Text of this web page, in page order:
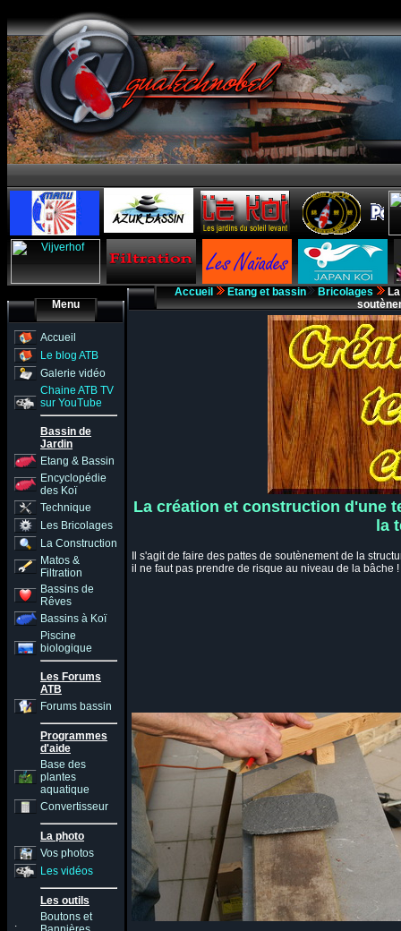
Menu
Accueil
Le blog ATB
Galerie vidéo
Chaine ATB TV
sur YouTube
Bassin de
Jardin
Etang & Bassin
Encyclopédie
des Koï
Technique
Les Bricolages
La Construction
Matos &
Filtration
Bassins de
Rêves
Bassins à Koï
Piscine
biologique
Les Forums
ATB
Forums bassin
Programmes
d'aide
Base des
plantes
aquatique
Convertisseur
La photo
Vos photos
Les vidéos
Les outils
.
Boutons et
Accueil Etang et bassin Bricolages
La création et construction d'une
la
Il s'agit de faire des pattes de soutènement de la
il ne faut pas prendre de risque au niveau de la bâche !